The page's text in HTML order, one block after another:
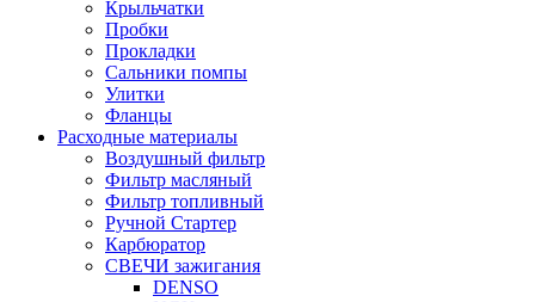
Крыльчатки
Пробки
Прокладки
Сальники помпы
Улитки
Фланцы
Расходные материалы
Воздушный фильтр
Фильтр масляный
Фильтр топливный
Ручной Стартер
Карбюратор
СВЕЧИ зажигания
DENSO